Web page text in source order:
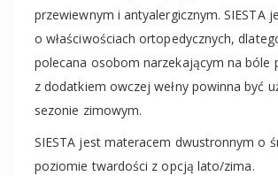
przewiewnym i antyalergicznym. SIESTA
o właściwościach ortopedycznych,
polecana osobom narzekającym na bóle
z dodatkiem owczej wełny powinna być
sezonie zimowym.
SIESTA jest materacem dwustronnym o
poziomie twardości z opcją lato/zima.